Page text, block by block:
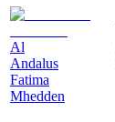
Al
Andalus
Fatima
Mhedden